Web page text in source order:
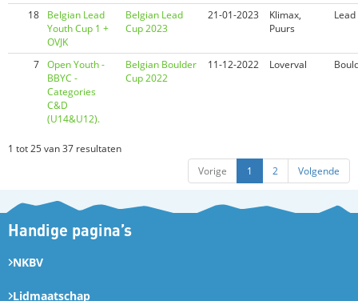
18
Belgian Lead
Youth Cup 1 +
OVJK
Belgian Lead
Cup 2023
21-01-2023
Klimax,
Puurs
Lead
7 Open Youth -
BBYC -
Categories
C&D
(U14&U12).
Belgian Boulder
Cup 2022
11-12-2022 Loverval
1 tot 25 van 37 resultaten
Vorige
1 2 Volgende
Handige pagina’s
NKBV
Lidmaatschap